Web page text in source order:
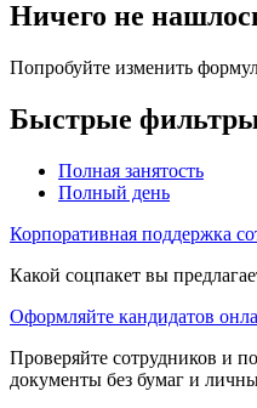
Ничего не
Попробуйте изменить
Быстрые фильтры
Полная занятость
Полный день
Корпоративная поддержка
Какой соцпакет вы
Оформляйте кандидатов
Проверяйте сотрудников и
документы без бумаг и